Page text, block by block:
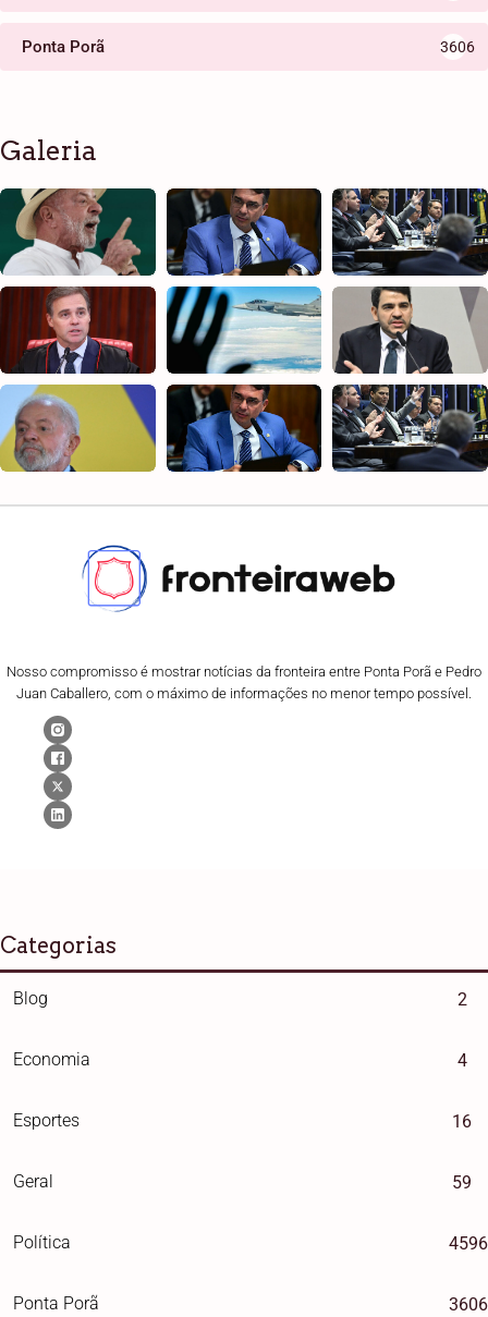
Ponta Porã 3606
Galeria
Nosso compromisso é mostrar notícias da fronteira entre Ponta Porã e Pedro
Juan Caballero, com o máximo de informações no menor tempo possível.
Categorias
Blog 2
Economia 4
Esportes 16
Geral 59
Política 4596
Ponta Porã 3606